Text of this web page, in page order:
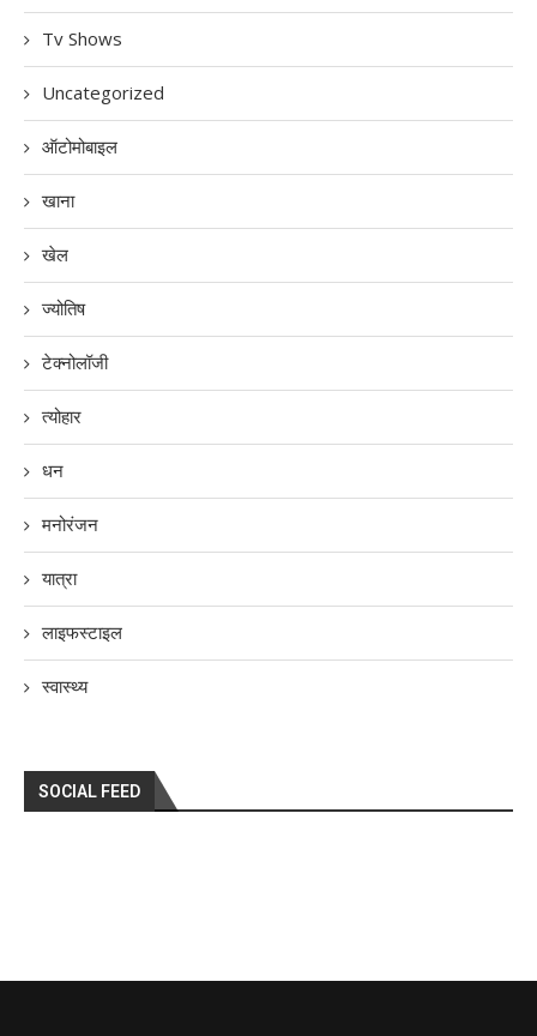
Tv Shows
Uncategorized
ऑटोमोबाइल
खाना
खेल
ज्योतिष
टेक्नोलॉजी
त्योहार
धन
मनोरंजन
यात्रा
लाइफस्टाइल
स्वास्थ्य
SOCIAL FEED